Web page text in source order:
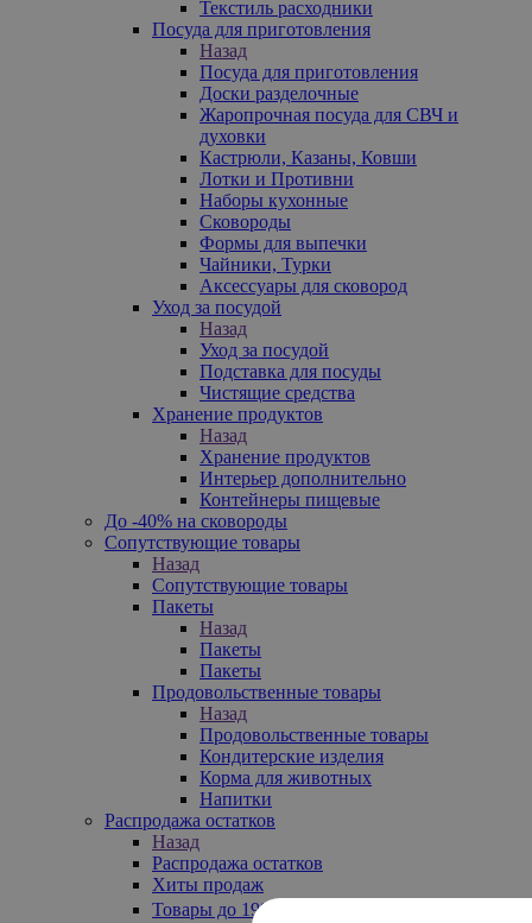
Текстиль расходники
Посуда для приготовления
Назад
Посуда для приготовления
Доски разделочные
Жаропрочная посуда для СВЧ и
духовки
Кастрюли, Казаны, Ковши
Лотки и Противни
Наборы кухонные
Сковороды
Формы для выпечки
Чайники, Турки
Аксессуары для сковород
Уход за посудой
Назад
Уход за посудой
Подставка для посуды
Чистящие средства
Хранение продуктов
Назад
Хранение продуктов
Интерьер дополнительно
Контейнеры пищевые
До -40% на сковороды
Сопутствующие товары
Назад
Сопутствующие товары
Пакеты
Назад
Пакеты
Пакеты
Продовольственные товары
Назад
Продовольственные товары
Кондитерские изделия
Корма для животных
Напитки
Распродажа остатков
Назад
Распродажа остатков
Хиты продаж
Товары до 199₽